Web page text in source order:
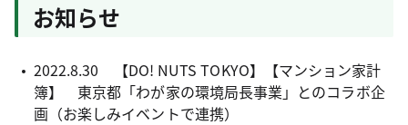
お知らせ
2022.8.30 【DO! NUTS TOKYO】【マンション家計
簿】 東京都「わが家の環境局長事業」とのコラボ企
画（お楽しみイベントで連携）